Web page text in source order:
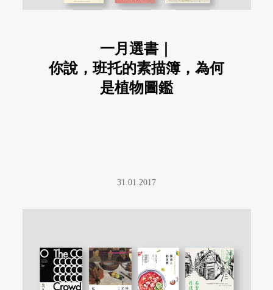
一月選書｜
你說，班托的素描簿，為何
是植物圖鑑
31.01.2017